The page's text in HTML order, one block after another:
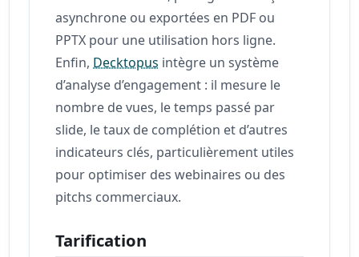
asynchrone ou exportées en PDF ou
PPTX pour une utilisation hors ligne.
Enfin, Decktopus intègre un système
d’analyse d’engagement : il mesure le
nombre de vues, le temps passé par
slide, le taux de complétion et d’autres
indicateurs clés, particulièrement utiles
pour optimiser des webinaires ou des
pitchs commerciaux.
Tarification